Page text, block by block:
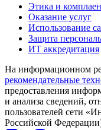
Этика и
Оказание услуг
Использование
Защита
ИТ аккредитация
На информационном
рекомендательные
предоставления
и анализа сведений,
пользователей сети
Российской